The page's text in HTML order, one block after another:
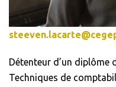
Détenteur d’un diplôme
Techniques de